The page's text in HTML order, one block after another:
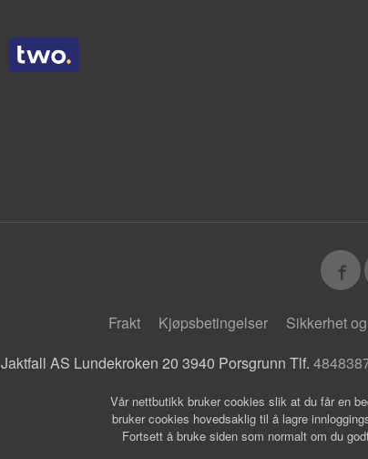
Frakt Kjøpsbetingelser Sikkerhet
Jaktfall AS Lundekroken 20 3940 Porsgrunn Tlf.
Vår nettbutikk bruker cookies slik at du får en
bruker cookies hovedsaklig til å lagre
Fortsett å bruke siden som normalt om du